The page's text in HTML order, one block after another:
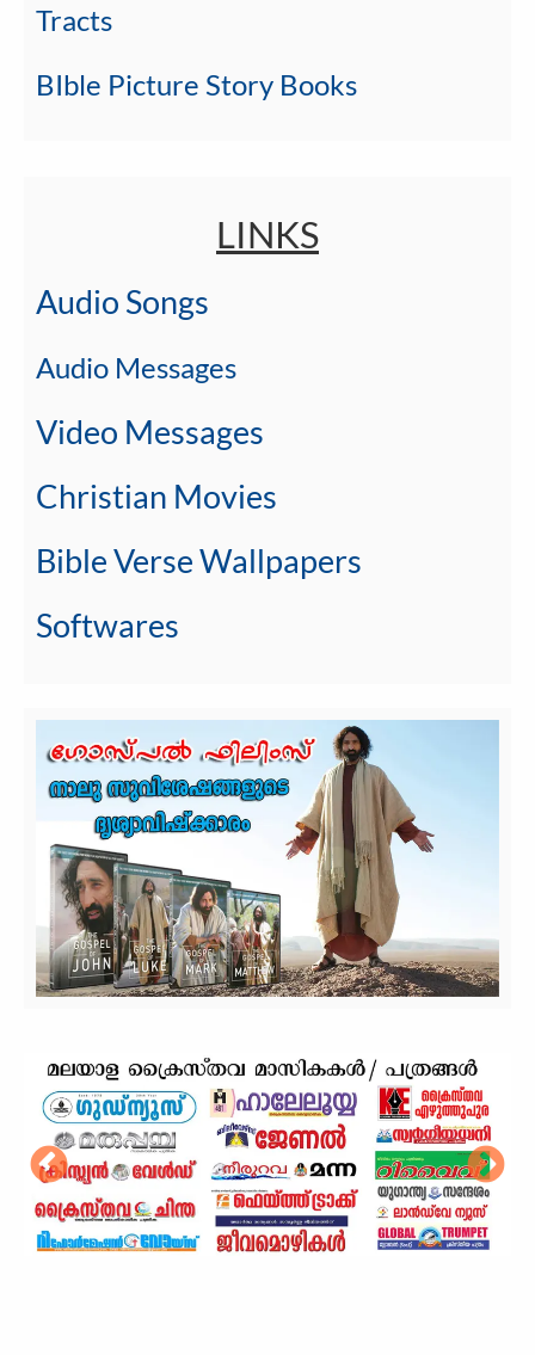
Tracts
BIble Picture Story Books
LINKS
Audio Songs
Audio Messages
Video Messages
Christian Movies
Bible Verse Wallpapers
Softwares